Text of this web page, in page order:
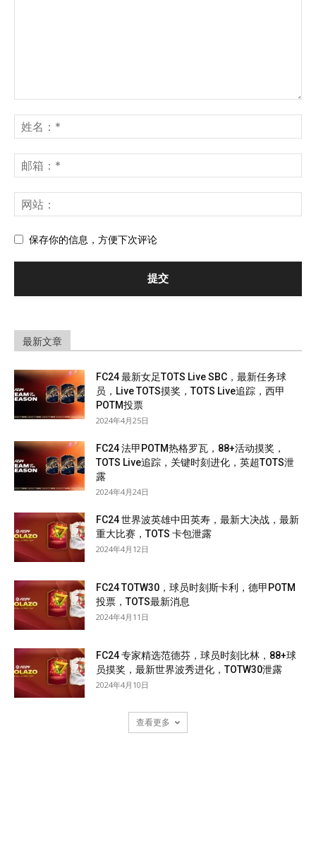
保存你的信息，方便下次评论
最新文章
FC24 最新女足TOTS Live SBC，最新任务球
员，Live TOTS摸奖，TOTS Live追踪，西甲
POTM投票
2024年4月25日
FC24 法甲POTM热格罗瓦，88+活动摸奖，
TOTS Live追踪，关键时刻进化，英超TOTS泄
露
2024年4月24日
FC24 世界波英雄中田英寿，最新大决战，最新
重大比赛，TOTS 卡包泄露
2024年4月12日
FC24 TOTW30，球员时刻斯卡利，德甲POTM
投票，TOTS最新消息
2024年4月11日
FC24 专家精选范德芬，球员时刻比林，88+球
员摸奖，最新世界波秀进化，TOTW30泄露
2024年4月10日
查看更多